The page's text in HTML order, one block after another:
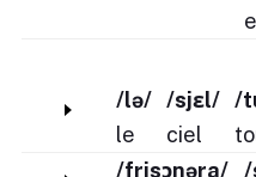
/lə/
le
/sjɛl/
ciel
/
/frisɔnəra/
/